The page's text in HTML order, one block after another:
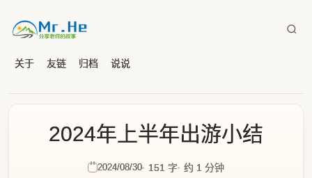
关于 友链 归档 说说
2024年上半年出游小结
2024/08/30 151 字 约 1 分钟